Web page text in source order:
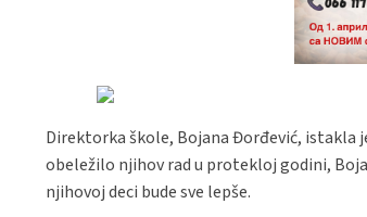
Direktorka škole, Bojana Đorđević, istakla
obeležilo njihov rad u protekloj godini,
njihovoj deci bude sve lepše.